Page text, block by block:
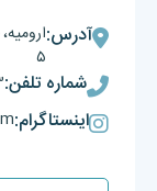
آدرس:
۵
شماره تلفن:
اینستاگرام: